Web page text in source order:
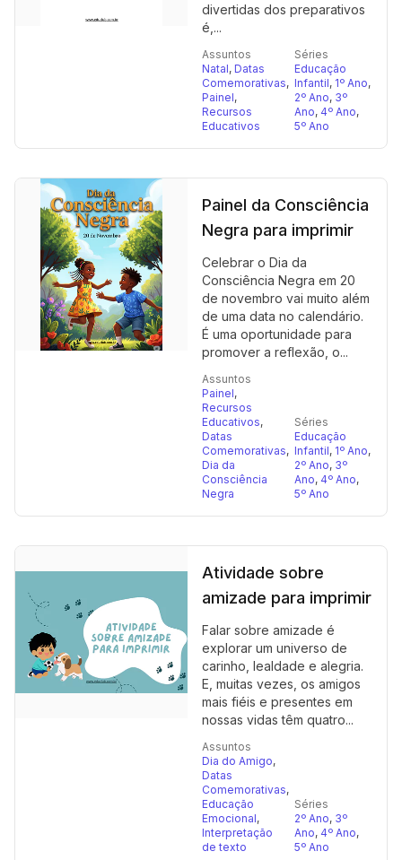
divertidas dos preparativos
é,...
Assuntos
Natal, Datas
Comemorativas,
Painel,
Recursos
Educativos
Séries
Educação
Infantil, 1º Ano,
2º Ano, 3º
Ano, 4º Ano,
5º Ano
Painel da Consciência
Negra para imprimir
Celebrar o Dia da
Consciência Negra em 20
de novembro vai muito além
de uma data no calendário.
É uma oportunidade para
promover a reflexão, o...
Assuntos
Painel,
Recursos
Educativos,
Datas
Comemorativas,
Dia da
Consciência
Negra
Séries
Educação
Infantil, 1º Ano,
2º Ano, 3º
Ano, 4º Ano,
5º Ano
Atividade sobre
amizade para imprimir
Falar sobre amizade é
explorar um universo de
carinho, lealdade e alegria.
E, muitas vezes, os amigos
mais fiéis e presentes em
nossas vidas têm quatro...
Assuntos
Dia do Amigo,
Datas
Comemorativas,
Educação
Emocional,
Interpretação
de texto
Séries
2º Ano, 3º
Ano, 4º Ano,
5º Ano